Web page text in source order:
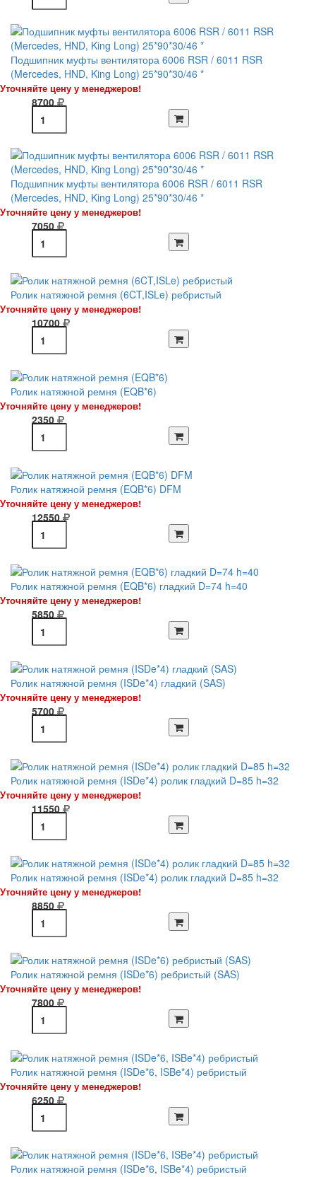
Подшипник муфты вентилятора 6006 RSR / 6011 RSR
(Mercedes, HND, King Long) 25*90*30/46 *
Уточняйте цену у менеджеров!
8700
Подшипник муфты вентилятора 6006 RSR / 6011 RSR
(Mercedes, HND, King Long) 25*90*30/46 *
Уточняйте цену у менеджеров!
7050
Ролик натяжной ремня (6CT,ISLe) ребристый
Уточняйте цену у менеджеров!
10700
Ролик натяжной ремня (EQB*6)
Уточняйте цену у менеджеров!
2350
Ролик натяжной ремня (EQB*6) DFM
Уточняйте цену у менеджеров!
12550
Ролик натяжной ремня (EQB*6) гладкий D=74 h=40
Уточняйте цену у менеджеров!
5850
Ролик натяжной ремня (ISDe*4) гладкий (SAS)
Уточняйте цену у менеджеров!
5700
Ролик натяжной ремня (ISDe*4) ролик гладкий D=85 h=32
Уточняйте цену у менеджеров!
11550
Ролик натяжной ремня (ISDe*4) ролик гладкий D=85 h=32
Уточняйте цену у менеджеров!
8850
Ролик натяжной ремня (ISDe*6) ребристый (SAS)
Уточняйте цену у менеджеров!
7800
Ролик натяжной ремня (ISDe*6, ISBe*4) ребристый
Уточняйте цену у менеджеров!
6250
Ролик натяжной ремня (ISDe*6, ISBe*4) ребристый